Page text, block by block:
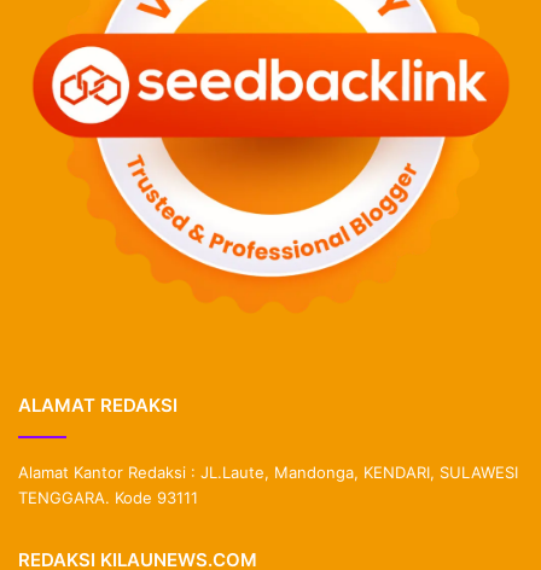
ALAMAT REDAKSI
Alamat Kantor Redaksi : JL.Laute, Mandonga, KENDARI, SULAWESI
TENGGARA. Kode 93111
REDAKSI KILAUNEWS.COM